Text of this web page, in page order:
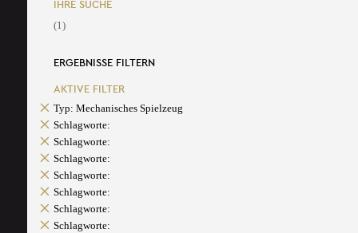
IHRE SUCHE
(1)
ERGEBNISSE FILTERN
AKTIVE FILTER
Typ: Mechanisches Spielzeug
Schlagworte:
Schlagworte:
Schlagworte:
Schlagworte:
Schlagworte:
Schlagworte:
Schlagworte: